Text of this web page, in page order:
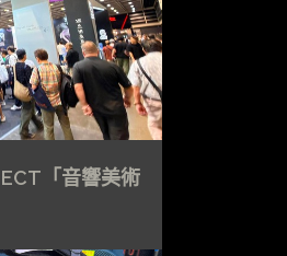
「音響美術